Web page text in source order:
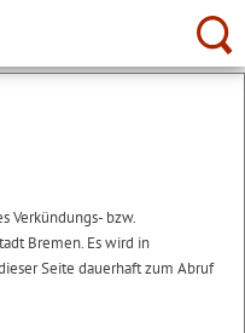
Verkündungs- bzw.
Bremen. Es wird in
Seite dauerhaft zum Abruf